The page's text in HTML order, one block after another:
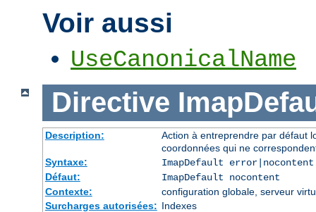
Voir aussi
UseCanonicalName
Directive
Description:
Action à entreprendre par défaut
coordonnées qui ne
Syntaxe:
ImapDefault
Défaut:
ImapDefault nocontent
Contexte:
configuration globale, serveur
Surcharges autorisées: Indexes